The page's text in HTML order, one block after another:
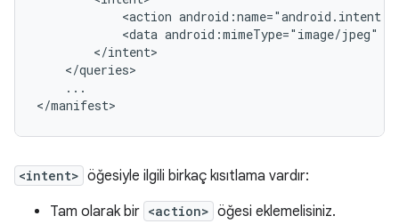
<action
<data android:mimeType="image/jpeg"
...
</manifest>
<intent> öğesiyle ilgili birkaç kısıtlama vardır:
Tam olarak bir <action> öğesi eklemelisiniz.